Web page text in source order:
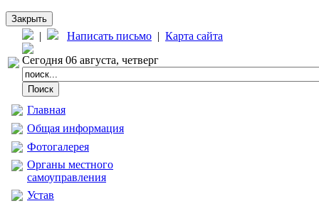
Закрыть
| Написать письмо | Карта сайта
Сегодня 06 августа, четверг
Главная
Общая информация
Фотогалерея
Органы местного
самоуправления
Устав